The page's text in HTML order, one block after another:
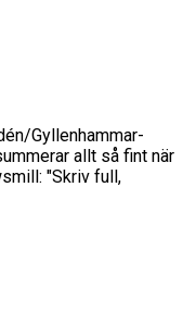
Gyllenhammar-
allt så fint när
"Skriv full,